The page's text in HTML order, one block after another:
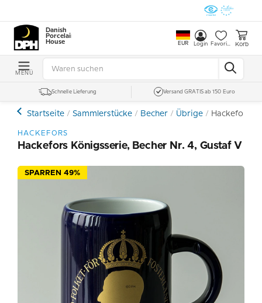
Danish
Porcelain
House
EUR Login Favoriten Korb
MENÜ
Schnelle Lieferung Versand GRATIS ab 150 Euro
Startseite Sammlerstücke Becher Übrige Hackefors
HACKEFORS
Hackefors Königsserie, Becher Nr. 4, Gustaf V
SPARREN 49%